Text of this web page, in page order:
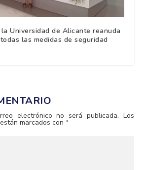
Universidad de Alicante reanuda
las medidas de seguridad
electrónico no será publicada. Los
marcados con*